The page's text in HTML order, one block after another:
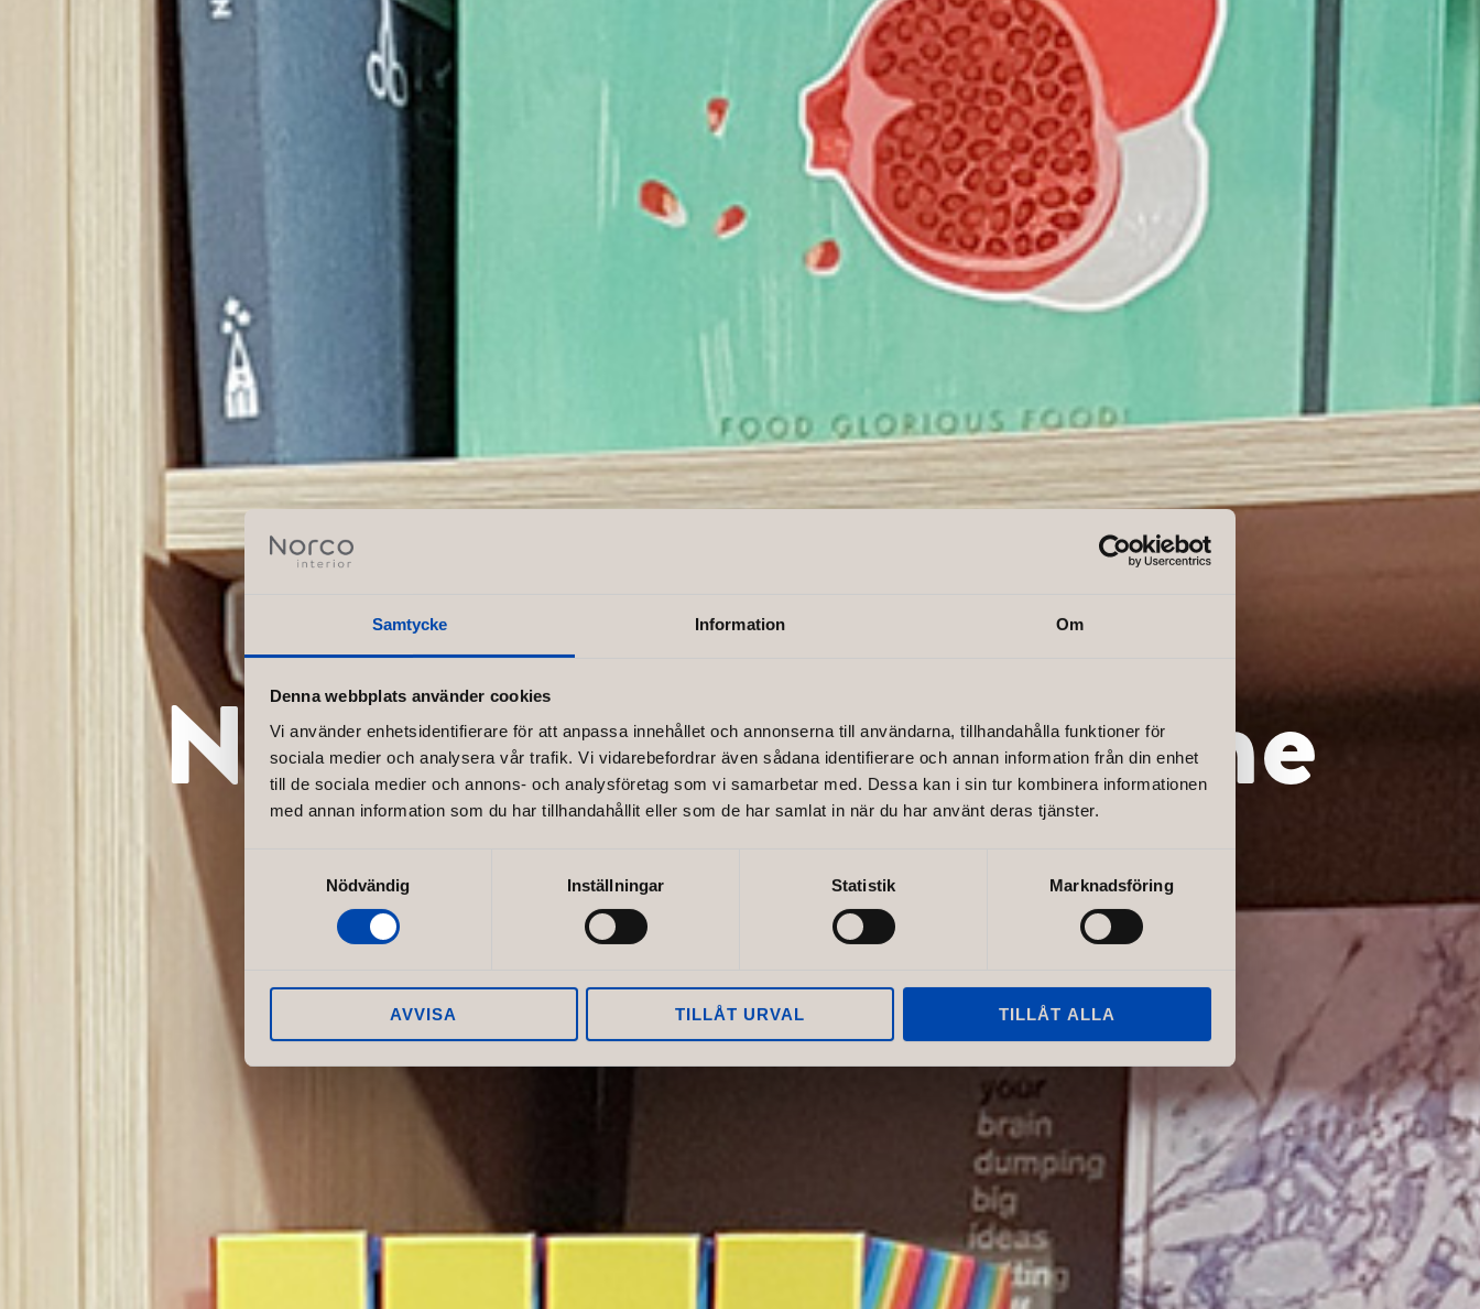
Samtycke Information Om
Denna webbplats använder cookies
Vi använder enhetsidentifierare för att anpassa innehållet och annonserna till användarna, tillhandahålla funktioner för
sociala medier och analysera vår trafik. Vi vidarebefordrar även sådana identifierare och annan information från din enhet
till de sociala medier och annons- och analysföretag som vi samarbetar med. Dessa kan i sin tur kombinera informationen
med annan information som du har tillhandahållit eller som de har samlat in när du har använt deras tjänster.
Nödvändig
Inställningar Statistik Marknadsföring
AVVISA TILLÅT URVAL TILLÅT ALLA
New paper house in the
city!